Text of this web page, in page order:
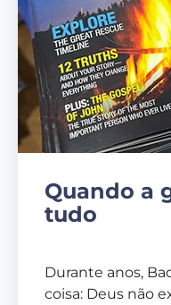
Quando a
tudo
Durante anos,
coisa: Deus não